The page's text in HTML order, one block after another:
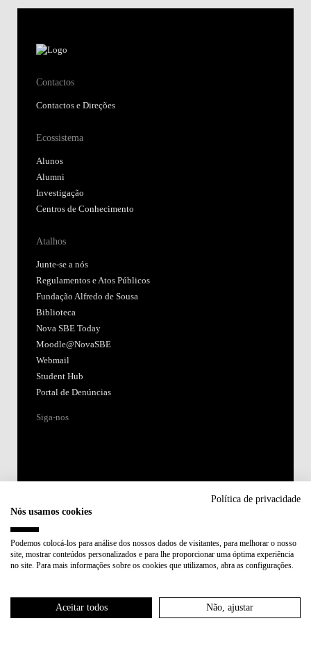
Contactos
Contactos e Direções
Ecossistema
Alunos
Alumni
Investigação
Centros de Conhecimento
Atalhos
Junte-se a nós
Regulamentos e Atos Públicos
Fundação Alfredo de Sousa
Biblioteca
Nova SBE Today
Moodle@NovaSBE
Webmail
Student Hub
Portal de Denúncias
Siga-nos
Membro de:
Política de privacidade
Nós usamos cookies
Podemos colocá-los para análise dos nossos dados de visitantes, para melhorar o nosso
site, mostrar conteúdos personalizados e para lhe proporcionar uma óptima experiência
no site. Para mais informações sobre os cookies que utilizamos, abra as configurações.
Aceitar todos Não, ajustar